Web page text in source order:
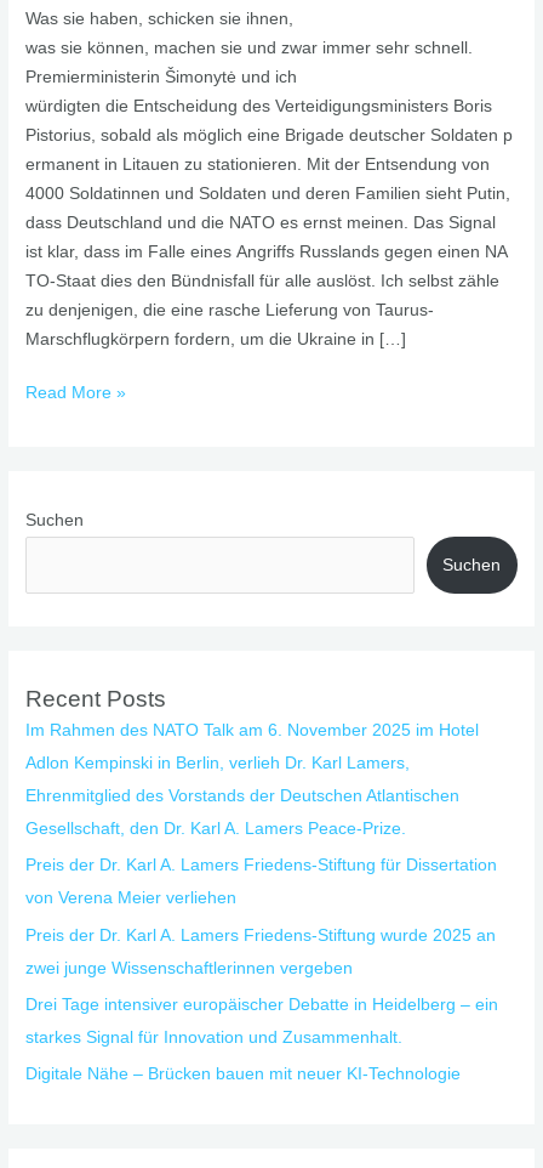
Was sie haben, schicken sie ihnen,
was sie können, machen sie und zwar immer sehr schnell.
Premierministerin Šimonytė und ich
würdigten die Entscheidung des Verteidigungsministers Boris
Pistorius, sobald als möglich eine Brigade deutscher Soldaten p
ermanent in Litauen zu stationieren. Mit der Entsendung von
4000 Soldatinnen und Soldaten und deren Familien sieht Putin,
dass Deutschland und die NATO es ernst meinen. Das Signal
ist klar, dass im Falle eines Angriffs Russlands gegen einen NA
TO-Staat dies den Bündnisfall für alle auslöst. Ich selbst zähle
zu denjenigen, die eine rasche Lieferung von Taurus-
Marschflugkörpern fordern, um die Ukraine in […]
Read More »
Suchen
Suchen
Recent Posts
Im Rahmen des NATO Talk am 6. November 2025 im Hotel
Adlon Kempinski in Berlin, verlieh Dr. Karl Lamers,
Ehrenmitglied des Vorstands der Deutschen Atlantischen
Gesellschaft, den Dr. Karl A. Lamers Peace-Prize.
Preis der Dr. Karl A. Lamers Friedens-Stiftung für Dissertation
von Verena Meier verliehen
Preis der Dr. Karl A. Lamers Friedens-Stiftung wurde 2025 an
zwei junge Wissenschaftlerinnen vergeben
Drei Tage intensiver europäischer Debatte in Heidelberg – ein
starkes Signal für Innovation und Zusammenhalt.
Digitale Nähe – Brücken bauen mit neuer KI-Technologie